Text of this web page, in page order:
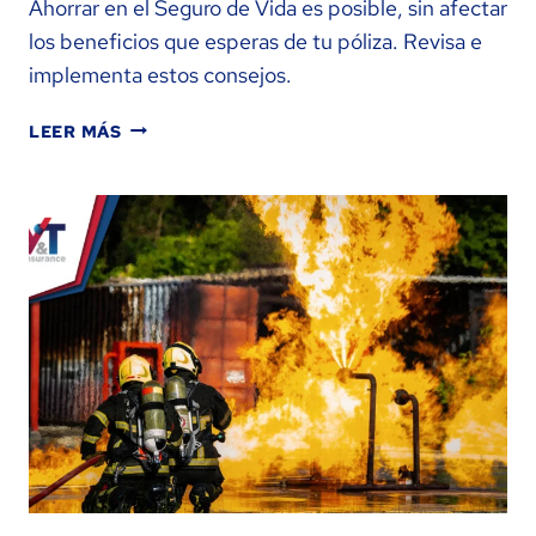
Ahorrar en el Seguro de Vida es posible, sin afectar
los beneficios que esperas de tu póliza. Revisa e
implementa estos consejos.
LEER MÁS¿CÓMO
EN
LA
COMPRA
DE
UN
SEGURO
DE
VIDA?